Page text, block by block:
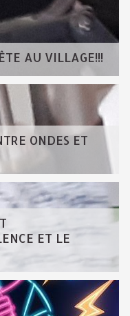
AU VILLAGE!!!
ONDES ET
ET LE